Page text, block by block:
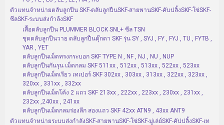
ตัวแทนจำหน่ายตลับลูกปืน SKF-ตลับลูกปืนSKF-สายพานSKF-คับปลิ้งSKF-โซ่SKF-
ซีลSKF-ระบบส่งกำล้งSKF
เสื้อตลับลูกปืน PLUMMER BLOCK SNL+ ซีล TSN
ชุดตลับลูกปืนวาย ตลับลูกปืนตุ๊กตา SKF รุ่น SY , SYJ , FY , FYJ , TU , FYTB ,
YAR , YET
ตลับลูกปืนเม็ดทรงกระบอก SKF TYPE N , NF , NJ , NU , NUP
ตลับลูกปืนกันรุน เม็ดกลม SKF 511xx , 512xx , 513xx , 522xx , 523xx
ตลับลูกปืนเม็ดเรียว เทเปอร์ SKF 302xx , 303xx , 313xx , 322xx , 323xx ,
320xx , 331xx , 332xx
ตลับลูกปืนเม็ดโค้ง 2 แถว SKF 213xx , 222xx , 223xx , 230xx , 231xx ,
232xx ,240xx , 241xx
ตลับลูกปืนเม็ดกลมร่องลึก สองแถว SKF 42xx ATN9 , 43xx ANT9
ตัวแทนจำหน่ายระบบส่งกำลังSKF-สายพานSKF-โซ่SKF-มู่เล่ย์SKF-คัปปลิ้งSKF-เท